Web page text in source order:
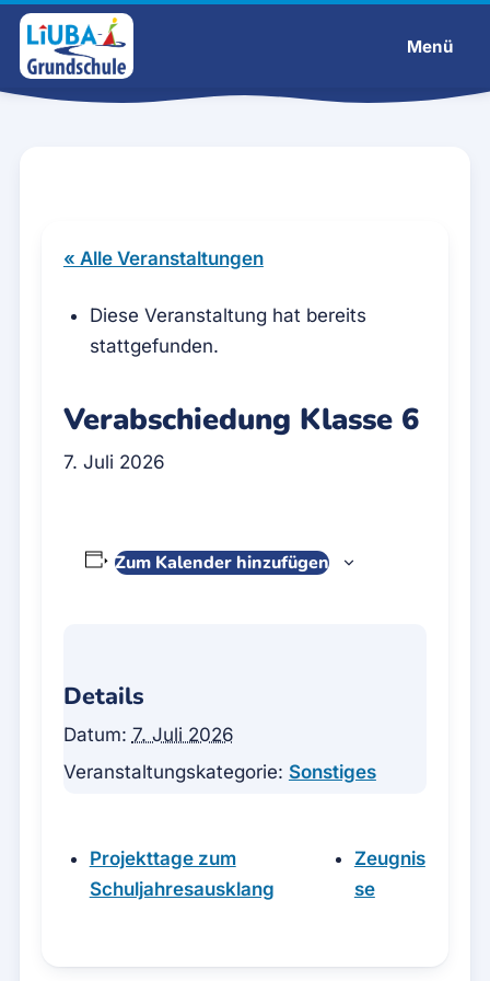
Liuba-Grundschule
Menü
« Alle Veranstaltungen
Diese Veranstaltung hat bereits
stattgefunden.
Verabschiedung Klasse 6
7. Juli 2026
Zum Kalender hinzufügen
Details
Datum: 7. Juli 2026
Veranstaltungskategorie: Sonstiges
Projekttage zum
Schuljahresausklang
Zeugnis
se